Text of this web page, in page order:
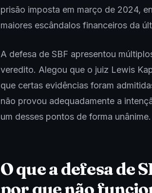
prisão imposta em março de 2024,
maiores escândalos financeiros da
A defesa de SBF apresentou
veredito. Alegou que o juiz Lewis
que certas evidências foram
não provou adequadamente a
um desses pontos de forma unânime.
O que a defesa de